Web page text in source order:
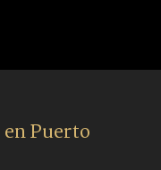
Puerto